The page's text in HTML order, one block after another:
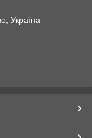
Україна